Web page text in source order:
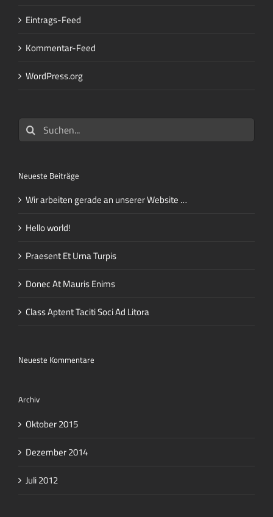
Eintrags-Feed
Kommentar-Feed
WordPress.org
Suche
nach:
Neueste Beiträge
Wir arbeiten gerade an unserer Website …
Hello world!
Praesent Et Urna Turpis
Donec At Mauris Enims
Class Aptent Taciti Soci Ad Litora
Neueste Kommentare
Archiv
Oktober 2015
Dezember 2014
Juli 2012